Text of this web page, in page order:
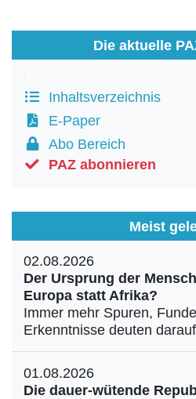
Die aktuelle
Inhaltsverzeichnis
E-Paper
Abo Bereich
PAZ abonnieren
Meist
02.08.2026
Der Ursprung der
Europa statt Afrika?
Immer mehr Spuren,
Erkenntnisse deuten
01.08.2026
Die dauer-wütende